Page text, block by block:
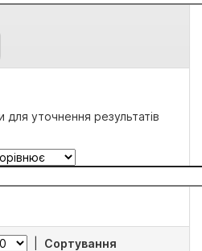
для уточнення результатів
Сортування